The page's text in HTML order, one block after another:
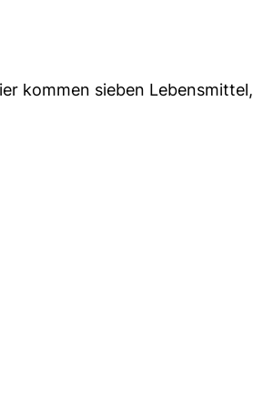
kommen sieben Lebensmittel,